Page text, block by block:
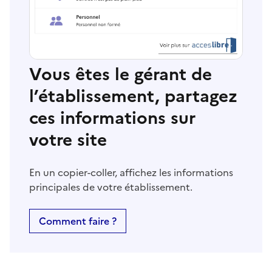
Vous êtes le gérant de
l’établissement, partagez
ces informations sur
votre site
En un copier-coller, affichez les informations
principales de votre établissement.
Comment faire ?